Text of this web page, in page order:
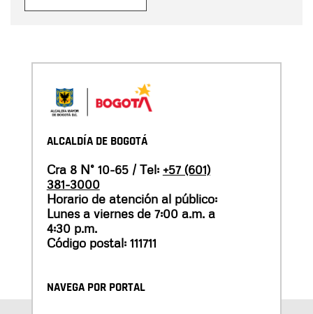
ALCALDÍA DE BOGOTÁ
Cra 8 N° 10-65 / Tel: +57 (601)
381-3000
Horario de atención al público:
Lunes a viernes de 7:00 a.m. a
4:30 p.m.
Código postal: 111711
NAVEGA POR PORTAL